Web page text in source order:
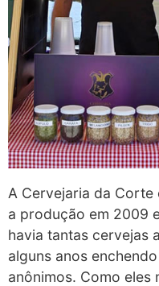
A Cervejaria da Corte
a produção em 2009
havia tantas cervejas
alguns anos
anônimos. Como eles